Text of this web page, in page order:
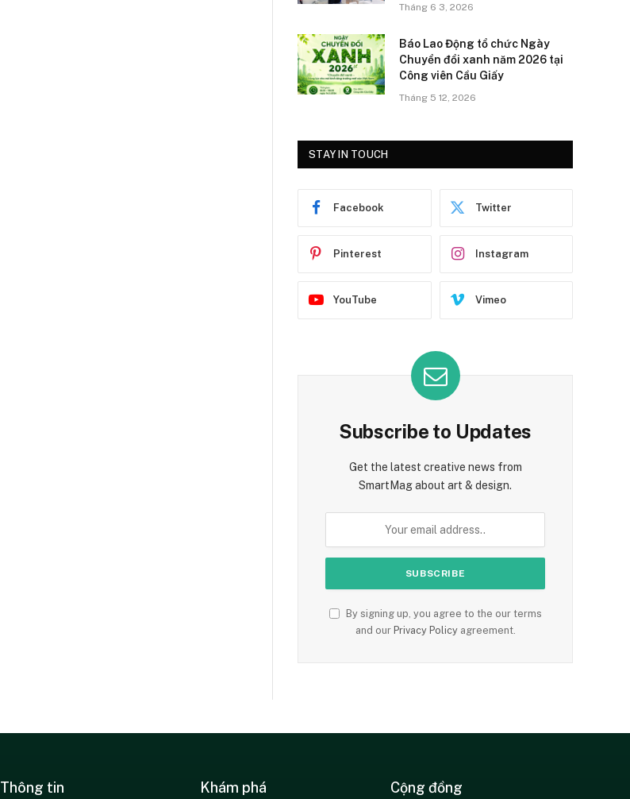
Tháng 6 3, 2026
Báo Lao Động tổ chức Ngày
Chuyển đổi xanh năm 2026 tại
Công viên Cầu Giấy
Tháng 5 12, 2026
STAY IN TOUCH
Facebook Twitter
Pinterest Instagram
YouTube Vimeo
Subscribe to Updates
Get the latest creative news from
SmartMag about art & design.
By signing up, you agree to the our terms
and our Privacy Policyagreement.
Thông tin Khám phá Cộng đồng